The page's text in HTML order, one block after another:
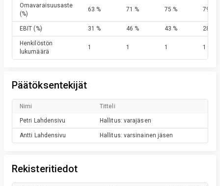
Omavaraisuusaste
(%)
63 % 71 % 75 % 79 %
EBIT (%) 31 % 46 % 43 % 28 %
Henkilöstön
lukumäärä
1 1 1 1
Päätöksentekijät
Nimi Titteli
Petri Lahdensivu Hallitus: varajäsen
Antti Lahdensivu Hallitus: varsinainen jäsen
Rekisteritiedot